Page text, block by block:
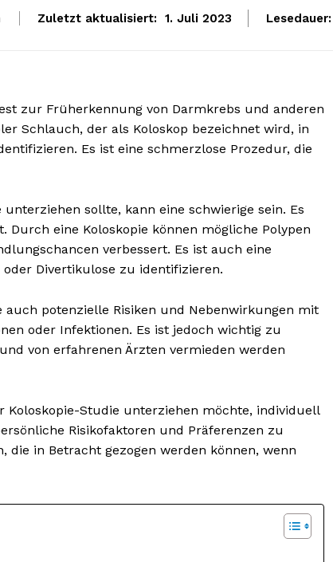
Zuletzt aktualisiert: 1. Juli 2023 Lesedauer:
zur Früherkennung von Darmkrebs und anderen
Schlauch, der als Koloskop bezeichnet wird, in
Es ist eine schmerzlose Prozedur, die
sollte, kann eine schwierige sein. Es
eine Koloskopie können mögliche Polypen
verbessert. Es ist auch eine
Divertikulose zu identifizieren.
auch potenzielle Risiken und Nebenwirkungen mit
oder Infektionen. Es ist jedoch wichtig zu
von erfahrenen Ärzten vermieden werden
Studie unterziehen möchte, individuell
Risikofaktoren und Präferenzen zu
die in Betracht gezogen werden können, wenn